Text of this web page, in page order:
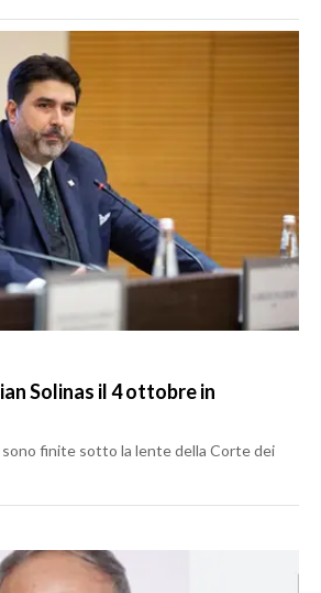
Solinas il 4 ottobre in
sono finite sotto la lente della Corte dei